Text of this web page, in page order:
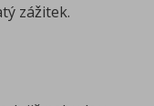
zážitek.